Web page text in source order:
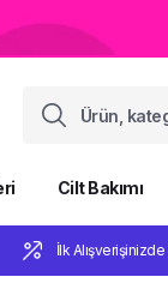
Cilt Bakımı
İlk